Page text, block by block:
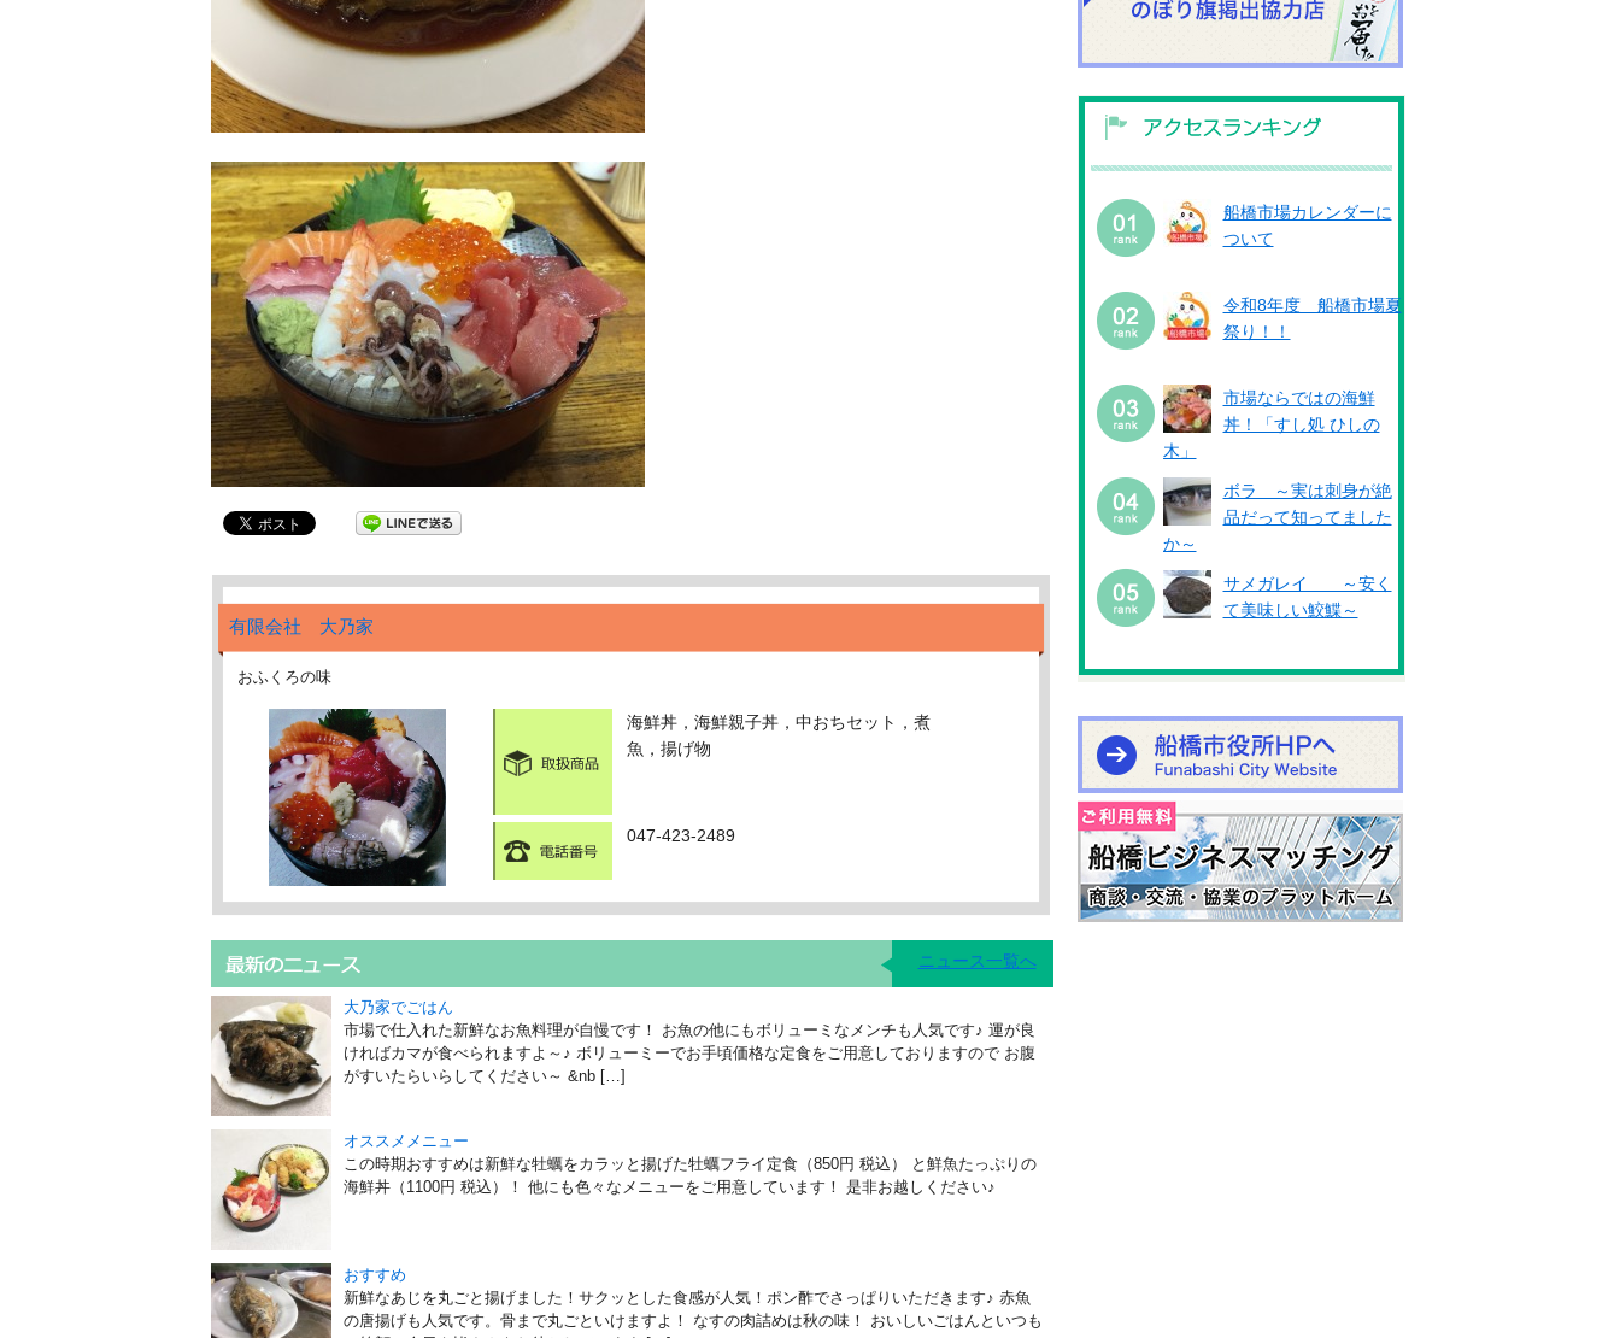
有限会社 大乃家
おふくろの味
海鮮丼，海鮮親子丼，中おちセット，煮
魚，揚げ物
047-423-2489
ニュース一覧へ
大乃家でごはん
市場で仕入れた新鮮なお魚料理が自慢です！ お魚の他にもボリューミなメンチも人気です♪ 運が良
ければカマが食べられますよ～♪ ボリューミーでお手頃価格な定食をご用意しておりますので お腹
がすいたらいらしてください～ &nb […]
オススメメニュー
この時期おすすめは新鮮な牡蠣をカラッと揚げた牡蠣フライ定食（850円 税込） と鮮魚たっぷりの
海鮮丼（1100円 税込）！ 他にも色々なメニューをご用意しています！ 是非お越しください♪
おすすめ
新鮮なあじを丸ごと揚げました！サクッとした食感が人気！ポン酢でさっぱりいただきます♪ 赤魚
の唐揚げも人気です。骨まで丸ごといけますよ！ なすの肉詰めは秋の味！ おいしいごはんといつも
船橋市場カレンダーに
ついて
令和8年度 船橋市場夏
祭り！！
市場ならではの海鮮
丼！「すし処 ひしの
木」
ボラ ～実は刺身が絶
品だって知ってました
か～
サメガレイ ～安く
て美味しい鮫鰈～